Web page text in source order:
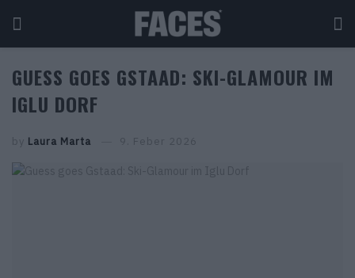
GUESS GOES GSTAAD: SKI-GLAMOUR IM
IGLU DORF
by Laura Marta 9. Feber 2026